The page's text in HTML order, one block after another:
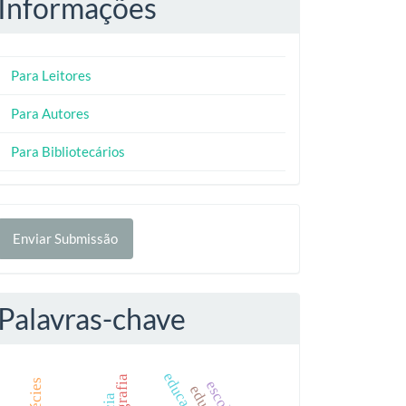
Informações
Para Leitores
Para Autores
Para Bibliotecários
Enviar Submissão
Palavras-chave